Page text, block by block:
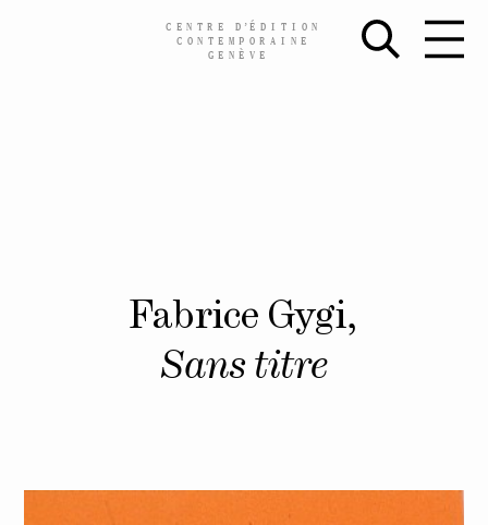
CENTRE D’ÉDITION
CONTEMPORAINE
GENÈVE
Fabrice Gygi,
Sans titre